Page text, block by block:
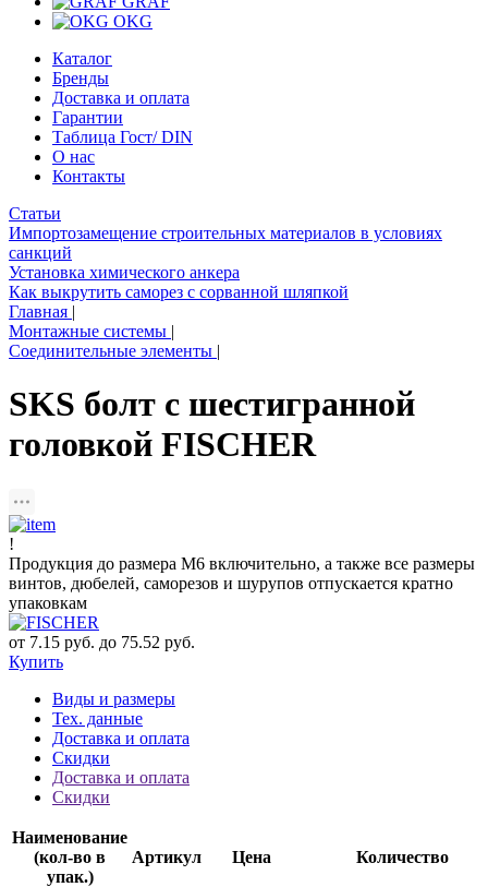
OKG
Каталог
Бренды
Доставка и оплата
Гарантии
Таблица Гост/ DIN
О нас
Контакты
Статьи
Импортозамещение строительных материалов в условиях
санкций
Установка химического анкера
Как выкрутить саморез с сорванной шляпкой
Главная |
Монтажные системы |
Соединительные элементы |
SKS болт с шестигранной
головкой FISCHER
!
Продукция до размера М6 включительно, а также все размеры
винтов, дюбелей, саморезов и шурупов отпускается кратно
упаковкам
от 7.15 руб. до 75.52 руб.
Купить
Виды и размеры
Тех. данные
Доставка и оплата
Скидки
Доставка и оплата
Скидки
Наименование
(кол-во в
упак.)
Артикул Цена Количество